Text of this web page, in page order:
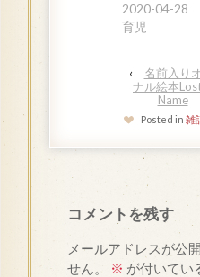
2020-04-28
育児
‹
名前入り
ナル絵本
Name
Posted in 雑
コメントを残す
メールアドレスが公
せん。
※ が付いてい